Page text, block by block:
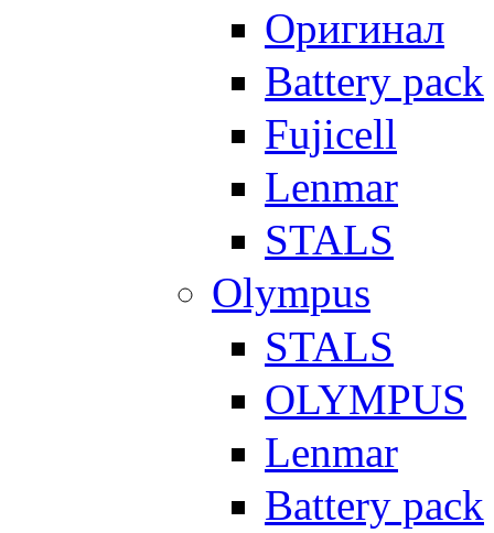
Оригинал
Battery pack
Fujicell
Lenmar
STALS
Olympus
STALS
OLYMPUS
Lenmar
Battery pack